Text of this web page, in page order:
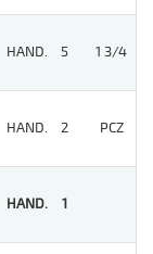
HAND. 5 1 3/4
HAND. 2 PCZ
HAND. 1